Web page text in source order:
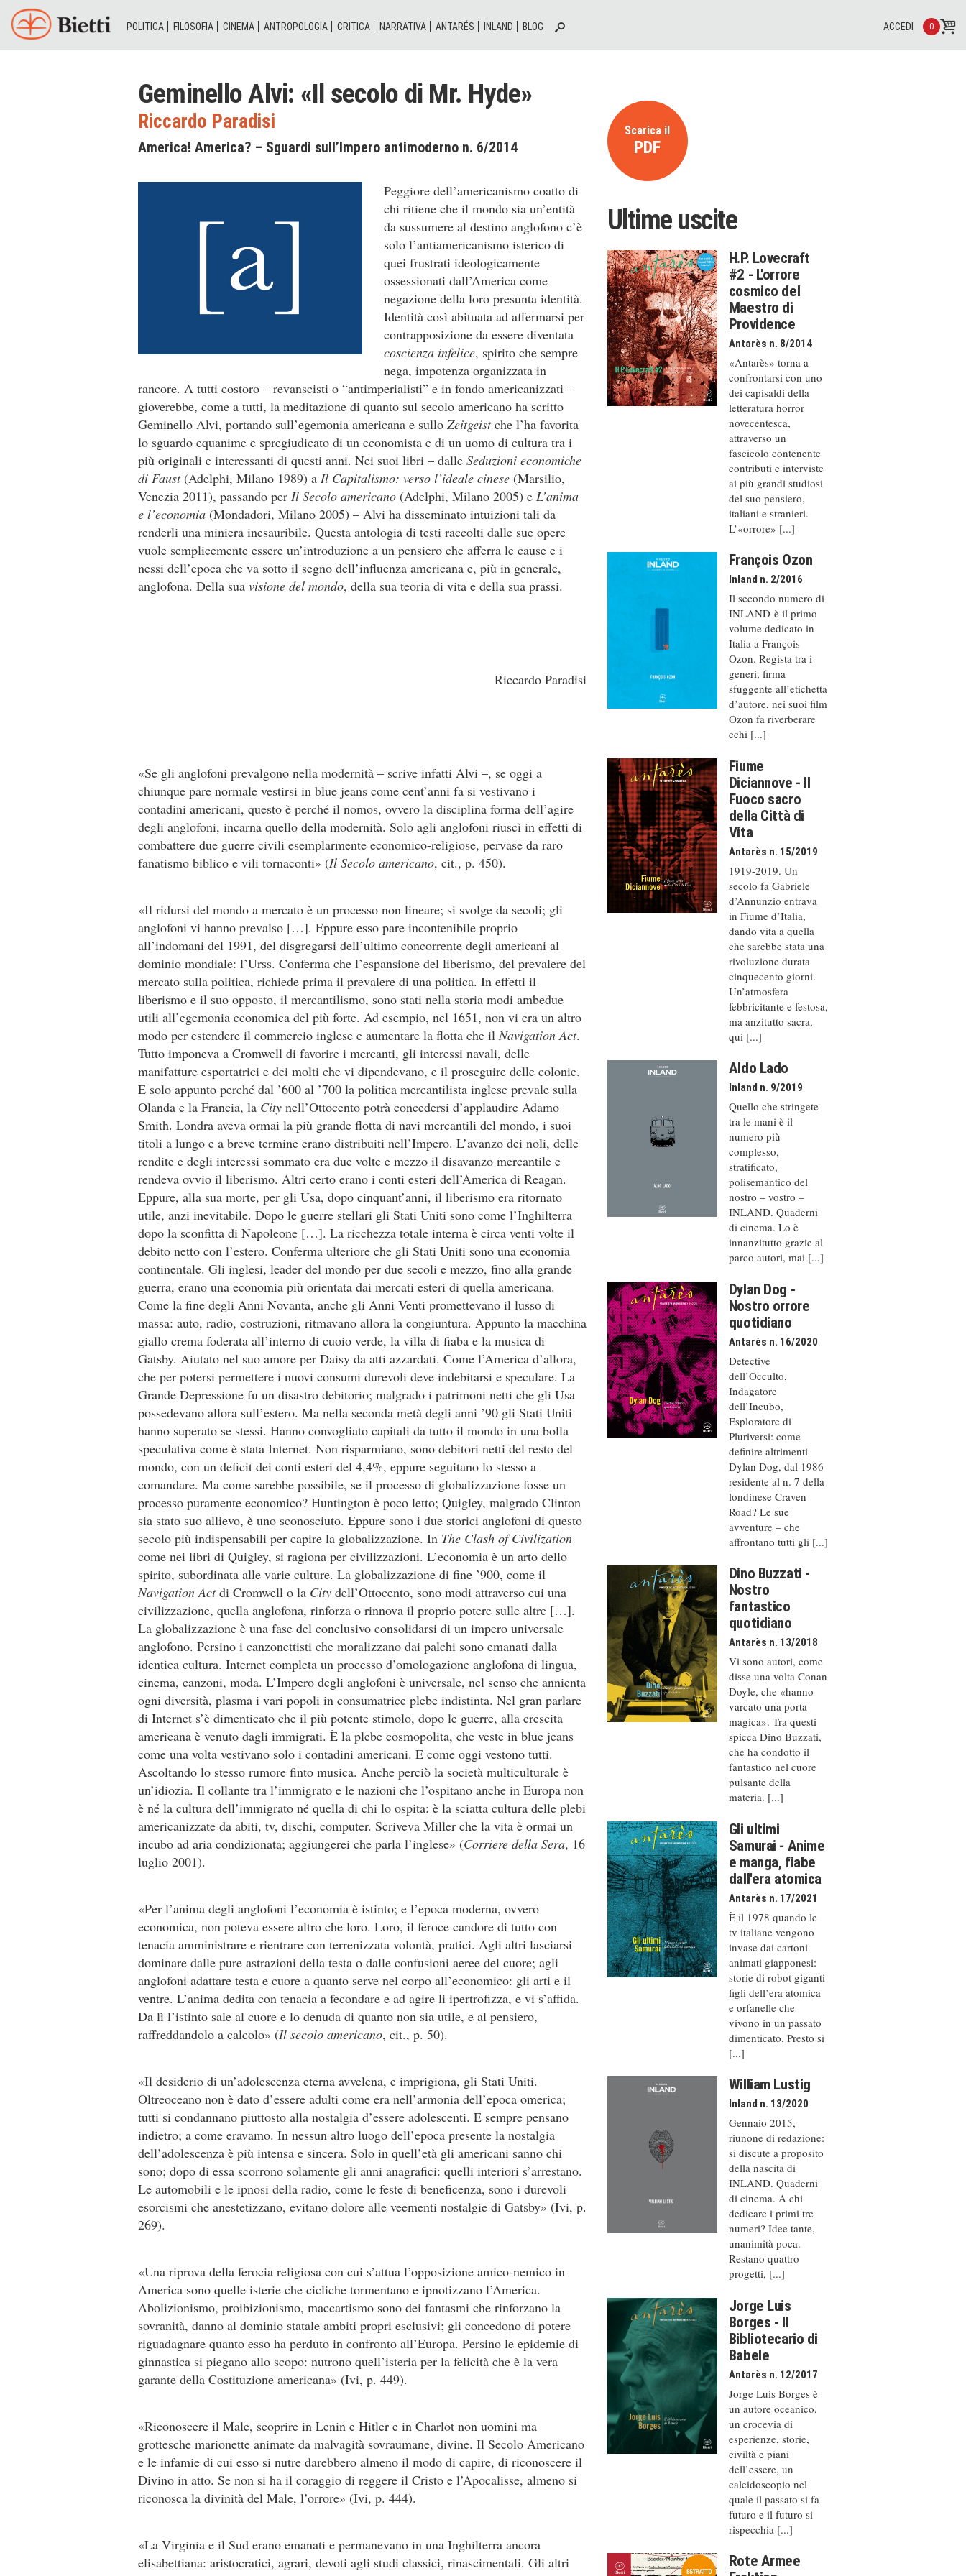
POLITICA FILOSOFIA CINEMA ANTROPOLOGIA CRITICA NARRATIVA ANTARÉS INLAND BLOG 0
ACCEDI
Geminello Alvi: «Il secolo di Mr. Hyde»
Riccardo Paradisi
America! America? – Sguardi sull’Impero antimoderno n. 6/2014
Peggiore dell’americanismo coatto di
chi ritiene che il mondo sia un’entità
da sussumere al destino anglofono c’è
solo l’antiamericanismo isterico di
quei frustrati ideologicamente
ossessionati dall’America come
negazione della loro presunta identità.
Identità così abituata ad affermarsi per
contrapposizione da essere diventata
coscienza infelice, spirito che sempre
nega, impotenza organizzata in
rancore. A tutti costoro – revanscisti o “antimperialisti” e in fondo americanizzati –
gioverebbe, come a tutti, la meditazione di quanto sul secolo americano ha scritto
Geminello Alvi, portando sull’egemonia americana e sullo Zeitgeistche l’ha favorita
lo sguardo equanime e spregiudicato di un economista e di un uomo di cultura tra i
più originali e interessanti di questi anni. Nei suoi libri – dalle Seduzioni economiche
di Faust(Adelphi, Milano 1989) a Il Capitalismo: verso l’ideale cinese (Marsilio,
Venezia 2011), passando per Il Secolo americano (Adelphi, Milano 2005) e L’anima
e l’economia (Mondadori, Milano 2005) – Alvi ha disseminato intuizioni tali da
renderli una miniera inesauribile. Questa antologia di testi raccolti dalle sue opere
vuole semplicemente essere un’introduzione a un pensiero che afferra le cause e i
nessi dell’epoca che va sotto il segno dell’influenza americana e, più in generale,
anglofona. Della sua visione del mondo, della sua teoria di vita e della sua prassi.
Riccardo Paradisi
«Se gli anglofoni prevalgono nella modernità – scrive infatti Alvi –, se oggi a
chiunque pare normale vestirsi in blue jeans come cent’anni fa si vestivano i
contadini americani, questo è perché il nomos, ovvero la disciplina forma dell’agire
degli anglofoni, incarna quello della modernità. Solo agli anglofoni riuscì in effetti di
combattere due guerre civili esemplarmente economico-religiose, pervase da raro
fanatismo biblico e vili tornaconti» (Il Secolo americano, cit., p. 450).
«Il ridursi del mondo a mercato è un processo non lineare; si svolge da secoli; gli
anglofoni vi hanno prevalso […]. Eppure esso pare incontenibile proprio
all’indomani del 1991, del disgregarsi dell’ultimo concorrente degli americani al
dominio mondiale: l’Urss. Conferma che l’espansione del liberismo, del prevalere del
mercato sulla politica, richiede prima il prevalere di una politica. In effetti il
liberismo e il suo opposto, il mercantilismo, sono stati nella storia modi ambedue
utili all’egemonia economica del più forte. Ad esempio, nel 1651, non vi era un altro
modo per estendere il commercio inglese e aumentare la flotta che ilNavigation Act.
Tutto imponeva a Cromwell di favorire i mercanti, gli interessi navali, delle
manifatture esportatrici e dei molti che vi dipendevano, e il proseguire delle colonie.
E solo appunto perché dal ’600 al ’700 la politica mercantilista inglese prevale sulla
Olanda e la Francia, la City nell’Ottocento potrà concedersi d’applaudire Adamo
Smith. Londra aveva ormai la più grande flotta di navi mercantili del mondo, i suoi
titoli a lungo e a breve termine erano distribuiti nell’Impero. L’avanzo dei noli, delle
rendite e degli interessi sommato era due volte e mezzo il disavanzo mercantile e
rendeva ovvio il liberismo. Altri certo erano i conti esteri dell’America di Reagan.
Eppure, alla sua morte, per gli Usa, dopo cinquant’anni, il liberismo era ritornato
utile, anzi inevitabile. Dopo le guerre stellari gli Stati Uniti sono come l’Inghilterra
dopo la sconfitta di Napoleone […]. La ricchezza totale interna è circa venti volte il
debito netto con l’estero. Conferma ulteriore che gli Stati Uniti sono una economia
continentale. Gli inglesi, leader del mondo per due secoli e mezzo, fino alla grande
guerra, erano una economia più orientata dai mercati esteri di quella americana.
Come la fine degli Anni Novanta, anche gli Anni Venti promettevano il lusso di
massa: auto, radio, costruzioni, ritmavano allora la congiuntura. Appunto la macchina
giallo crema foderata all’interno di cuoio verde, la villa di fiaba e la musica di
Gatsby. Aiutato nel suo amore per Daisy da atti azzardati. Come l’America d’allora,
che per potersi permettere i nuovi consumi durevoli deve indebitarsi e speculare. La
Grande Depressione fu un disastro debitorio; malgrado i patrimoni netti che gli Usa
possedevano allora sull’estero. Ma nella seconda metà degli anni ’90 gli Stati Uniti
hanno superato se stessi. Hanno convogliato capitali da tutto il mondo in una bolla
speculativa come è stata Internet. Non risparmiano, sono debitori netti del resto del
mondo, con un deficit dei conti esteri del 4,4%, eppure seguitano lo stesso a
comandare. Ma come sarebbe possibile, se il processo di globalizzazione fosse un
processo puramente economico? Huntington è poco letto; Quigley, malgrado Clinton
sia stato suo allievo, è uno sconosciuto. Eppure sono i due storici anglofoni di questo
secolo più indispensabili per capire la globalizzazione. In The Clash of Civilization
come nei libri di Quigley, si ragiona per civilizzazioni. L’economia è un arto dello
spirito, subordinata alle varie culture. La globalizzazione di fine ’900, come il
Navigation Actdi Cromwell o la City dell’Ottocento, sono modi attraverso cui una
civilizzazione, quella anglofona, rinforza o rinnova il proprio potere sulle altre […].
La globalizzazione è una fase del conclusivo consolidarsi di un impero universale
anglofono. Persino i canzonettisti che moralizzano dai palchi sono emanati dalla
identica cultura. Internet completa un processo d’omologazione anglofona di lingua,
cinema, canzoni, moda. L’Impero degli anglofoni è universale, nel senso che annienta
ogni diversità, plasma i vari popoli in consumatrice plebe indistinta. Nel gran parlare
di Internet s’è dimenticato che il più potente stimolo, dopo le guerre, alla crescita
americana è venuto dagli immigrati. È la plebe cosmopolita, che veste in blue jeans
come una volta vestivano solo i contadini americani. E come oggi vestono tutti.
Ascoltando lo stesso rumore finto musica. Anche perciò la società multiculturale è
un’idiozia. Il collante tra l’immigrato e le nazioni che l’ospitano anche in Europa non
è né la cultura dell’immigrato né quella di chi lo ospita: è la sciatta cultura delle plebi
americanizzate da abiti, tv, dischi, computer. Scriveva Miller che la vita è ormai un
incubo ad aria condizionata; aggiungerei che parla l’inglese» (Corriere della Sera, 16
luglio 2001).
«Per l’anima degli anglofoni l’economia è istinto; e l’epoca moderna, ovvero
economica, non poteva essere altro che loro. Loro, il feroce candore di tutto con
tenacia amministrare e rientrare con terrenizzata volontà, pratici. Agli altri lasciarsi
dominare dalle pure astrazioni della testa o dalle confusioni aeree del cuore; agli
anglofoni adattare testa e cuore a quanto serve nel corpo all’economico: gli arti e il
ventre. L’anima dedita con tenacia a fecondare e ad agire li ipertrofizza, e vi s’affida.
Da lì l’istinto sale al cuore e lo denuda di quanto non sia utile, e al pensiero,
raffreddandolo a calcolo» (Il secolo americano, cit., p. 50).
«Il desiderio di un’adolescenza eterna avvelena, e imprigiona, gli Stati Uniti.
Oltreoceano non è dato d’essere adulti come era nell’armonia dell’epoca omerica;
tutti si condannano piuttosto alla nostalgia d’essere adolescenti. E sempre pensano
indietro; a come eravamo. In nessun altro luogo dell’epoca presente la nostalgia
dell’adolescenza è più intensa e sincera. Solo in quell’età gli americani sanno chi
sono; dopo di essa scorrono solamente gli anni anagrafici: quelli interiori s’arrestano.
Le automobili e le ipnosi della radio, come le feste di beneficenza, sono i durevoli
esorcismi che anestetizzano, evitano dolore alle veementi nostalgie di Gatsby» (Ivi, p.
269).
«Una riprova della ferocia religiosa con cui s’attua l’opposizione amico-nemico in
America sono quelle isterie che cicliche tormentano e ipnotizzano l’America.
Abolizionismo, proibizionismo, maccartismo sono dei fantasmi che rinforzano la
sovranità, danno al dominio statale ambiti propri esclusivi; gli concedono di potere
riguadagnare quanto esso ha perduto in confronto all’Europa. Persino le epidemie di
ginnastica si piegano allo scopo: nutrono quell’isteria per la felicità che è la vera
garante della Costituzione americana» (Ivi, p. 449).
«Riconoscere il Male, scoprire in Lenin e Hitler e in Charlot non uomini ma
grottesche marionette animate da malvagità sovraumane, divine. Il Secolo Americano
e le infamie di cui esso si nutre darebbero almeno il modo di capire, di riconoscere il
Divino in atto. Se non si ha il coraggio di reggere il Cristo e l’Apocalisse, almeno si
riconosca la divinità del Male, l’orrore» (Ivi, p. 444).
«La Virginia e il Sud erano emanati e permanevano in una Inghilterra ancora
elisabettiana: aristocratici, agrari, devoti agli studi classici, rinascimentali. Gli altri
Scarica il
PDF
Ultime uscite
H.P. Lovecraft
#2 - L'orrore
cosmico del
Maestro di
Providence
Antarès n. 8/2014
«Antarès» torna a
confrontarsi con uno
dei capisaldi della
letteratura horror
novecentesca,
attraverso un
fascicolo contenente
contributi e interviste
ai più grandi studiosi
del suo pensiero,
italiani e stranieri.
L’«orrore» [...]
François Ozon
Inland n. 2/2016
Il secondo numero di
INLAND è il primo
volume dedicato in
Italia a François
Ozon. Regista tra i
generi, firma
sfuggente all’etichetta
d’autore, nei suoi film
Ozon fa riverberare
echi [...]
Fiume
Diciannove - Il
Fuoco sacro
della Città di
Vita
Antarès n. 15/2019
1919-2019. Un
secolo fa Gabriele
d’Annunzio entrava
in Fiume d’Italia,
dando vita a quella
che sarebbe stata una
rivoluzione durata
cinquecento giorni.
Un’atmosfera
febbricitante e festosa,
ma anzitutto sacra,
qui [...]
Aldo Lado
Inland n. 9/2019
Quello che stringete
tra le mani è il
numero più
complesso,
stratificato,
polisemantico del
nostro – vostro –
INLAND. Quaderni
di cinema. Lo è
innanzitutto grazie al
parco autori, mai [...]
Dylan Dog -
Nostro orrore
quotidiano
Antarès n. 16/2020
Detective
dell’Occulto,
Indagatore
dell’Incubo,
Esploratore di
Pluriversi: come
definire altrimenti
Dylan Dog, dal 1986
residente al n. 7 della
londinese Craven
Road? Le sue
avventure – che
affrontano tutti gli [...]
Dino Buzzati -
Nostro
fantastico
quotidiano
Antarès n. 13/2018
Vi sono autori, come
disse una volta Conan
Doyle, che «hanno
varcato una porta
magica». Tra questi
spicca Dino Buzzati,
che ha condotto il
fantastico nel cuore
pulsante della
materia. [...]
Gli ultimi
Samurai - Anime
e manga, fiabe
dall'era atomica
Antarès n. 17/2021
È il 1978 quando le
tv italiane vengono
invase dai cartoni
animati giapponesi:
storie di robot giganti
figli dell’era atomica
e orfanelle che
vivono in un passato
dimenticato. Presto si
[...]
William Lustig
Inland n. 13/2020
Gennaio 2015,
riunone di redazione:
si discute a proposito
della nascita di
INLAND. Quaderni
di cinema. A chi
dedicare i primi tre
numeri? Idee tante,
unanimità poca.
Restano quattro
progetti, [...]
Jorge Luis
Borges - Il
Bibliotecario di
Babele
Antarès n. 12/2017
Jorge Luis Borges è
un autore oceanico,
un crocevia di
esperienze, storie,
civiltà e piani
dell’essere, un
caleido­scopio nel
quale il passato si fa
futuro e il futuro si
rispecchia [...]
Rote Armee